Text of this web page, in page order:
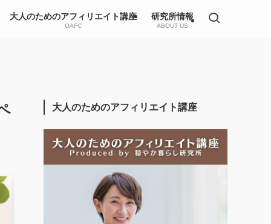
大人のためのアフィリエイト講座
OAFC
研究所情報
ABOUT US
大人のためのアフィリエイト講座